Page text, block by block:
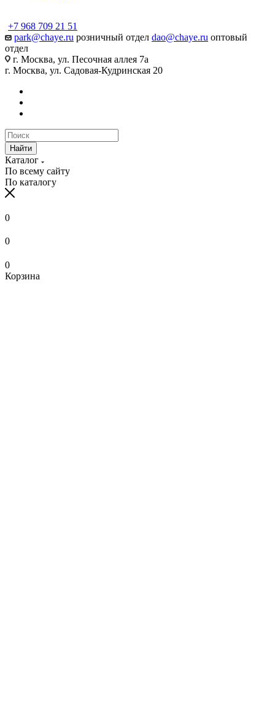
+7 968 709 21 51
park@chaye.ru розничный отдел dao@chaye.ru оптовый
отдел
г. Москва, ул. Песочная аллея 7а
г. Москва, ул. Садовая-Кудринская 20
Найти
Каталог
По всему сайту
По каталогу
0
0
0
Корзина